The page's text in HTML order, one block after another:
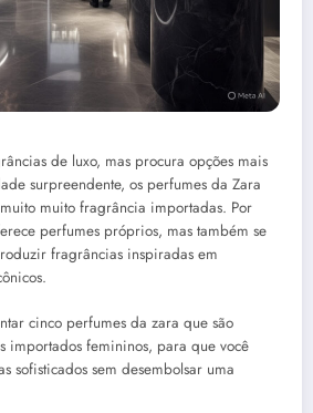
de luxo, mas procura opções mais
surpreendente, os perfumes da Zara
muito fragrância importadas. Por
perfumes próprios, mas também se
fragrâncias inspiradas em
cinco perfumes da zara que são
importados femininos, para que você
sofisticados sem desembolsar uma